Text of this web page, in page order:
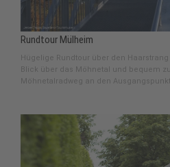
Rundtour Mülheim
Hügelige Rundtour über den
Blick über das Möhnetal und bequem
Möhnetalradweg an den Ausgangspunkt.